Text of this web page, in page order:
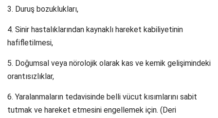
3. Duruş bozuklukları,
4. Sinir hastalıklarından kaynaklı hareket kabiliyetinin
hafifletilmesi,
5. Doğumsal veya nörolojik olarak kas ve kemik gelişimindeki
orantısızlıklar,
6. Yaralanmaların tedavisinde belli vücut kısımlarını sabit
tutmak ve hareket etmesini engellemek için. (Deri